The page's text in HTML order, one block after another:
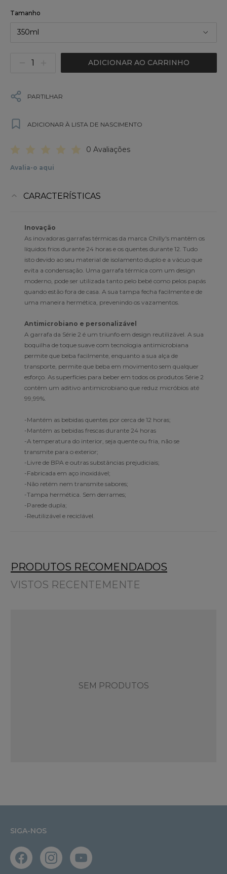
Tamanho
350ml
ADICIONAR AO CARRINHO
PARTILHAR
ADICIONAR À LISTA DE NASCIMENTO
0 Avaliações
Avalia-o aqui
CARACTERÍSTICAS
Inovação
As inovadoras garrafas térmicas da marca Chilly's mantêm os
líquidos frios durante 24 horas e os quentes durante 12. Tudo
isto devido ao seu material de isolamento duplo e a vácuo que
evita a condensação. Uma garrafa térmica com um design
moderno, pode ser utilizada tanto pelo bebé como pelos papás
quando estão fora de casa. A sua tampa fecha facilmente e de
uma maneira hermética, prevenindo os vazamentos.
Antimicrobiano e personalizável
A garrafa da Série 2 é um triunfo em design reutilizável. A sua
boquilha de toque suave com tecnologia antimicrobiana
permite que beba facilmente, enquanto a sua alça de
transporte, permite que beba em movimento sem qualquer
esforço. As superfícies para beber em todos os produtos Série 2
contêm um aditivo antimicrobiano que reduz micróbios até
99,99%.
-Mantém as bebidas quentes por cerca de 12 horas;
-Mantém as bebidas frescas durante 24 horas
-A temperatura do interior, seja quente ou fria, não se
transmite para o exterior;
-Livre de BPA e outras substâncias prejudiciais;
-Fabricada em aço inoxidável;
-Não retém nem transmite sabores;
-Tampa hermética. Sem derrames;
-Parede dupla;
-Reutilizável e reciclável.
PRODUTOS RECOMENDADOS
VISTOS RECENTEMENTE
SEM PRODUTOS
SIGA-NOS